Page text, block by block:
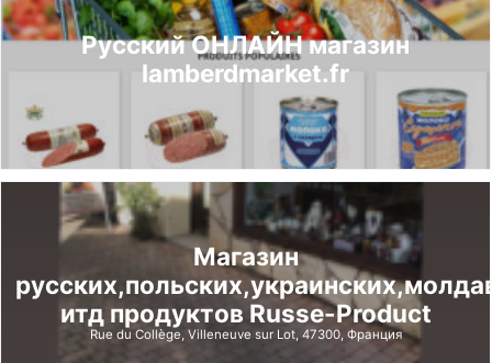
Русский ОНЛАЙН магазин
lamberdmarket.fr
Магазин
итд продуктов Russe-Product
Rue du Collège, Villeneuve sur Lot, 47300, Франция